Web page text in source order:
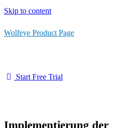
Skip to content
Wolfeye Product Page
Start Free Trial
Implementierung der